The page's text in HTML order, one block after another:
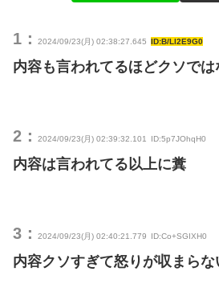
1： 2024/09/23(月) 02:38:27.645 ID:B/Ll2E9G0
内容も言われてるほどクソでは
2： 2024/09/23(月) 02:39:32.101 ID:5p7JOhqH0
内容は言われてる以上に糞
3： 2024/09/23(月) 02:40:21.779 ID:Co+SGIXH0
内容クソすぎて怒りが収まら